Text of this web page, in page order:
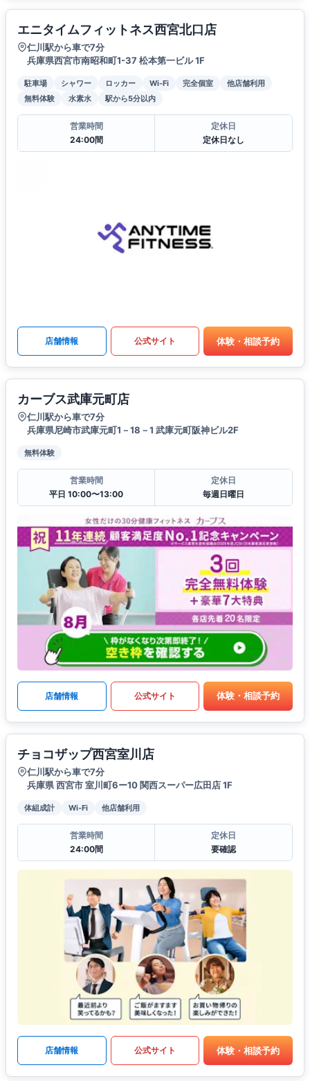
エニタイムフィットネス西宮北口店
仁川駅から車で7分
兵庫県西宮市南昭和町1-37 松本第一ビル 1F
駐車場 シャワー ロッカー Wi-Fi 完全個室
他店舗利用
無料体験
水素水 駅から5分以内
営業時間
24:00間
定休日
定休日なし
店舗情報 公式サイト 体験・相談予約
カーブス武庫元町店
仁川駅から車で7分
兵庫県尼崎市武庫元町1－18－1 武庫元町阪神ビル2F
無料体験
営業時間
平日 10:00〜13:00
定休日
毎週日曜日
店舗情報 公式サイト 体験・相談予約
チョコザップ西宮室川店
仁川駅から車で7分
兵庫県 西宮市 室川町6ー10 関西スーパー広田店 1F
体組成計 Wi-Fi 他店舗利用
営業時間
24:00間
定休日
要確認
店舗情報 公式サイト 体験・相談予約